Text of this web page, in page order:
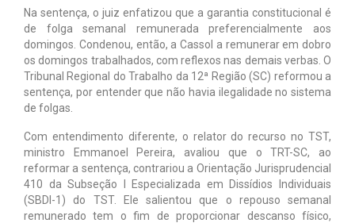
Na sentença, o juiz enfatizou que a garantia constitucional é
de folga semanal remunerada preferencialmente aos
domingos. Condenou, então, a Cassol a remunerar em dobro
os domingos trabalhados, com reflexos nas demais verbas. O
Tribunal Regional do Trabalho da 12ª Região (SC) reformou a
sentença, por entender que não havia ilegalidade no sistema
de folgas.
Com entendimento diferente, o relator do recurso no TST,
ministro Emmanoel Pereira, avaliou que o TRT-SC, ao
reformar a sentença, contrariou a Orientação Jurisprudencial
410 da Subseção I Especializada em Dissídios Individuais
(SBDI-1) do TST. Ele salientou que o repouso semanal
remunerado tem o fim de proporcionar descanso físico,